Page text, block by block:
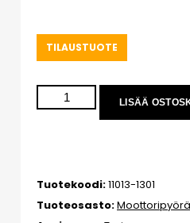
TILAUSTUOTE
LISÄÄ
Tuotekoodi:11013-1301
Tuoteosasto: